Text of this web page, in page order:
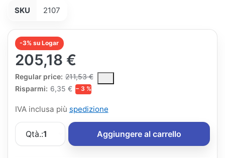
SKU 2107
-3% su Logar
205,18 €
Regular price: 211,53 €
The Regular Price is the median selling price paid by
Risparmi: 6,35 € − 3 %
IVA inclusa più spedizione
Qtà.:1 Aggiungere al carrello